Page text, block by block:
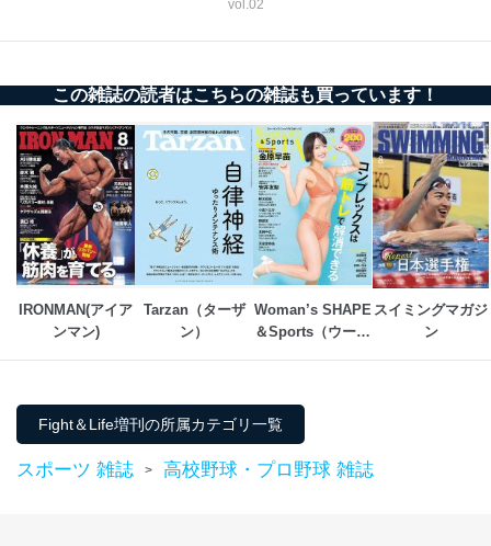
ベース等を取り扱う情報システムを使用する従業
外部からの不正アクセス等の防止
個人データを取り扱う機器等のオペレーティング
システムを最新の状態に保持しています。
個人データを取り扱う機器等にセキュリティ対策
ソフトウェア等を導入し、自動更新 機能等の活用
により、これを最新状態としています。
情報システムの使用に伴う漏洩等の防止
メール等により個人データの含まれるファイルを
送信する場合に、当該ファイルへのパスワードを
設定しています。
個人情報保護マネジメントシステムの継続的改善
当社は、内部監査及びマネジメントレビューの機会を通
じて、個人情報保護マネジメントシステムを継続的に改
vol.02
この雑誌の読者はこちらの雑誌も買っています！
IRONMAN(アイア
ンマン)
Tarzan（ターザ
ン）
Woman’s SHAPE
＆Sports（ウーマ
スイミングマガジ
ン
Fight＆Life増刊の所属カテゴリ一覧
スポーツ 雑誌 > 高校野球・プロ野球 雑誌